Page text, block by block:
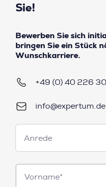
Sie!
Bewerben Sie sich
bringen Sie ein Stück
Wunschkarriere.
+49 (0) 40 226
info@expertum.de
Anrede
Anrede
Vorname*